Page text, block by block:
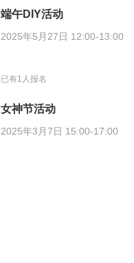
端午DIY活动
2025年5月27日 12:00-13:00
已有1人报名
女神节活动
2025年3月7日 15:00-17:00